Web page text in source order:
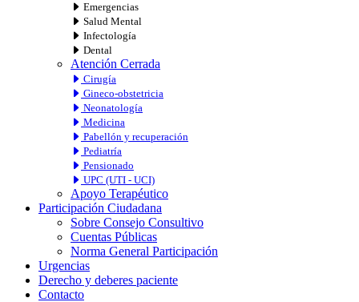
Emergencias
Salud Mental
Infectología
Dental
Atención Cerrada
Cirugía
Gineco-obstetricia
Neonatología
Medicina
Pabellón y recuperación
Pediatría
Pensionado
UPC (UTI - UCI)
Apoyo Terapéutico
Participación Ciudadana
Sobre Consejo Consultivo
Cuentas Públicas
Norma General Participación
Urgencias
Derecho y deberes paciente
Contacto